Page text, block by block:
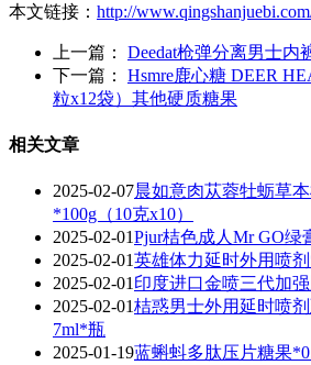
本文链接： http://
上一篇： Deedat枪弹分离男士内
下一篇： Hsmre鹿心糖 DEER
粒x12袋）其他硬质糖果
相关文章
2025-02-07晨如意肉苁蓉牡蛎草
*100g（10克x10）
2025-02-01Pjur桔色成人Mr GO绿
2025-02-01英雄体力延时外用喷
2025-02-01 印度进口金喷三代加
2025-02-01桔惑男士外用延时喷
7ml*瓶
2025-01-19蓝蝌蚪多肽压片糖果